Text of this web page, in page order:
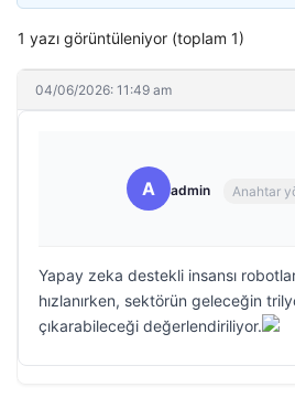
1 yazı görüntüleniyor (toplam 1)
04/06/2026: 11:49 am
A admin Anahtar
Yapay zeka destekli insansı
hızlanırken, sektörün geleceğin
çıkarabileceği değerlendiriliyor.